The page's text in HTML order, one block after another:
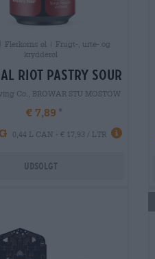
Flerkorns øl | Frugt-, urte- og
krydderøl
riot pastry sour
Co., BROWAR STU MOSTÓW
€ 7,89
0,44 L CAN - € 17,93 / LTR
Udsolgt